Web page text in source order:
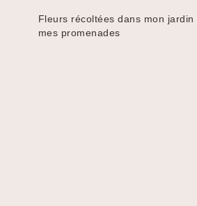
Fleurs récoltées dans mon
mes promenades